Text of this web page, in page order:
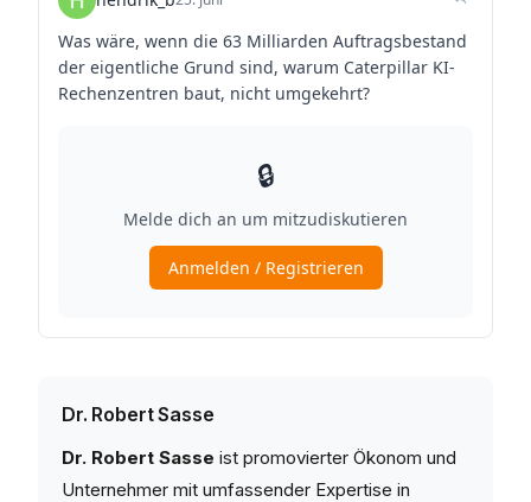
Dr. Robert Sasse
Dr. Robert Sasse ist promovierter Ökonom und
Unternehmer mit umfassender Expertise in